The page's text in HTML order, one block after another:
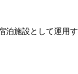
施設として運用